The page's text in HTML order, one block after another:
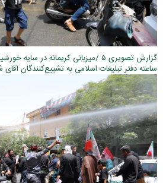
ساعته دفتر تبلیغات اسلامی به تشییع‌کنندگان آقای